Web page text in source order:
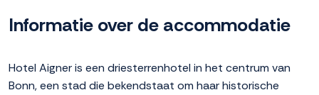
Informatie over de accommodatie
Hotel Aigner is een driesterrenhotel in het centrum van
Bonn, een stad die bekendstaat om haar historische